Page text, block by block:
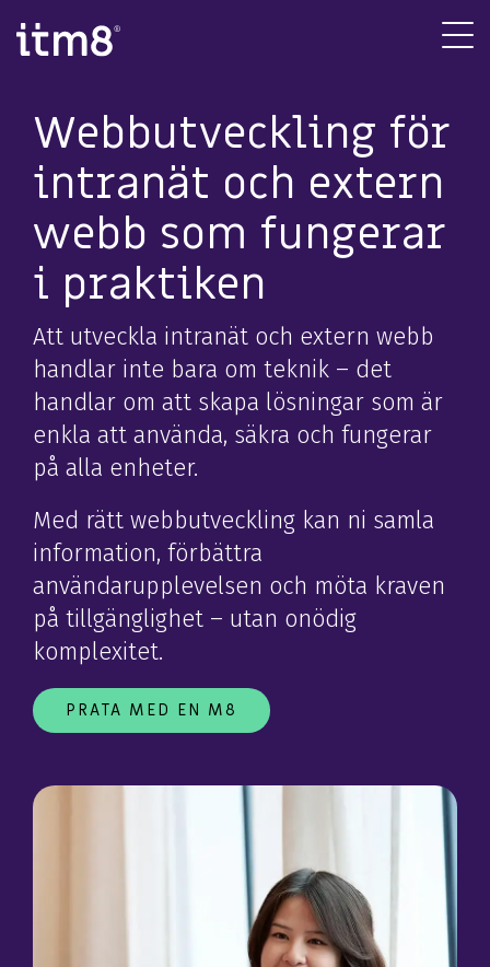
direkte
Webbutveckling för
intranät och extern
webb som fungerar
i praktiken
Att utveckla intranät och extern webb
handlar inte bara om teknik – det
handlar om att skapa lösningar som är
enkla att använda, säkra och fungerar
på alla enheter.
Med rätt webbutveckling kan ni samla
information, förbättra
användarupplevelsen och möta kraven
på tillgänglighet – utan onödig
komplexitet.
PRATA MED EN M8